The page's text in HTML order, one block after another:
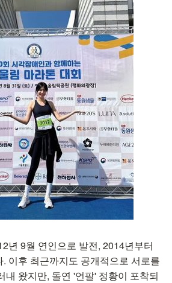
년 9월 연인으로 발전, 2014년부터
이후 최근까지도 공개적으로 서로를
내 왔지만, 돌연 '언팔' 정황이 포착되